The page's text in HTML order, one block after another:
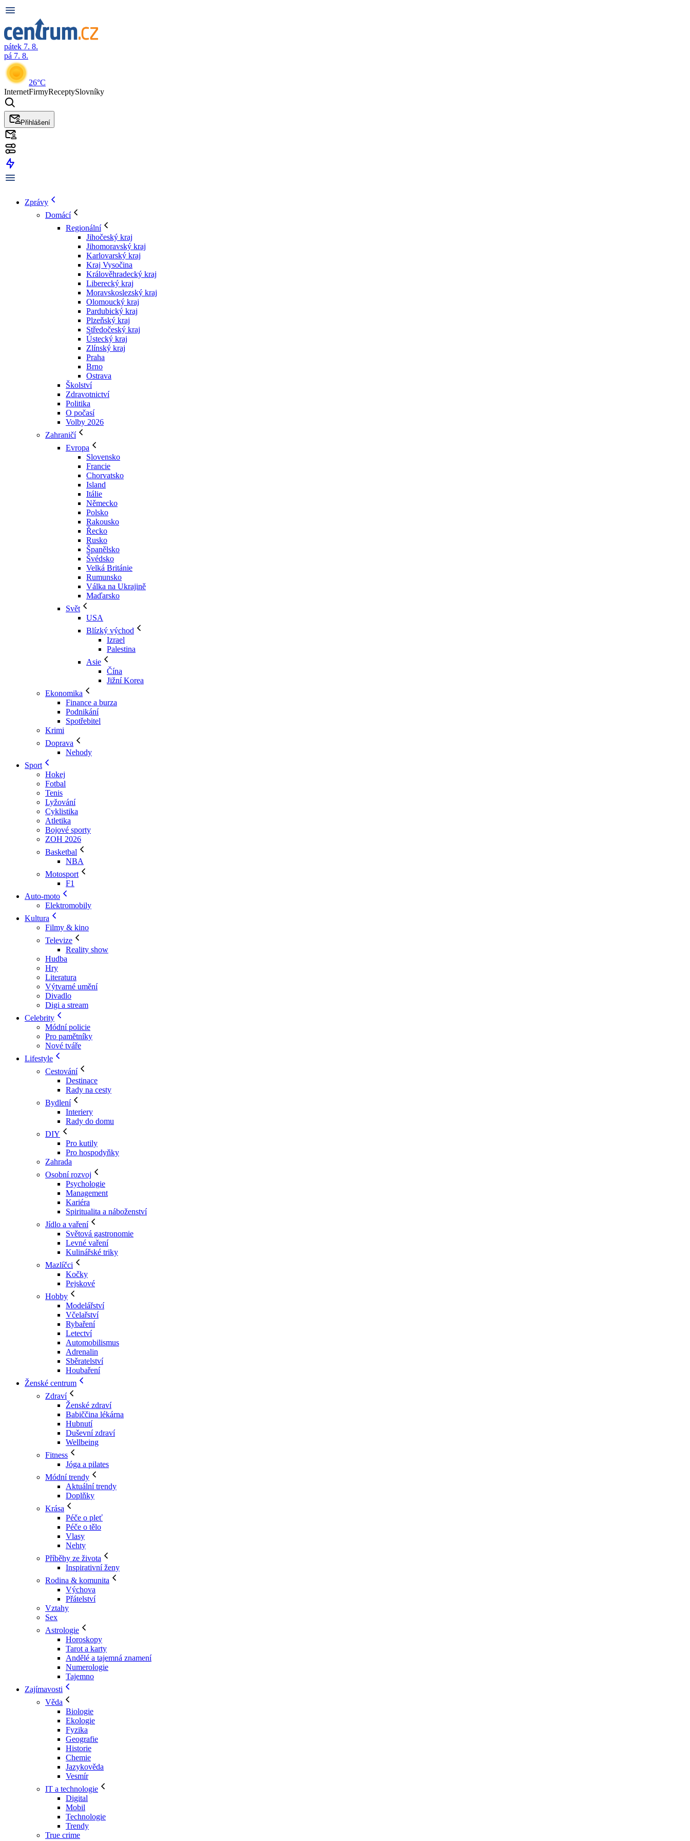
pátek 7. 8.
pá 7. 8.
26°C
InternetFirmyReceptySlovníky
Přihlášení
Zprávy
Domácí
Regionální
Jihočeský kraj
Jihomoravský kraj
Karlovarský kraj
Kraj Vysočina
Králověhradecký kraj
Liberecký kraj
Moravskoslezský kraj
Olomoucký kraj
Pardubický kraj
Plzeňský kraj
Středočeský kraj
Ústecký kraj
Zlínský kraj
Praha
Brno
Ostrava
Školství
Zdravotnictví
Politika
O počasí
Volby 2026
Zahraničí
Evropa
Slovensko
Francie
Chorvatsko
Island
Itálie
Německo
Polsko
Rakousko
Řecko
Rusko
Španělsko
Švédsko
Velká Británie
Rumunsko
Válka na Ukrajině
Maďarsko
Svět
USA
Blízký východ
Izrael
Palestina
Asie
Čína
Jižní Korea
Ekonomika
Finance a burza
Podnikání
Spotřebitel
Krimi
Doprava
Nehody
Sport
Hokej
Fotbal
Tenis
Lyžování
Cyklistika
Atletika
Bojové sporty
ZOH 2026
Basketbal
NBA
Motosport
F1
Auto-moto
Elektromobily
Kultura
Filmy & kino
Televize
Reality show
Hudba
Hry
Literatura
Výtvarné umění
Divadlo
Digi a stream
Celebrity
Módní policie
Pro pamětníky
Nové tváře
Lifestyle
Cestování
Destinace
Rady na cesty
Bydlení
Interiery
Rady do domu
DIY
Pro kutily
Pro hospodyňky
Zahrada
Osobní rozvoj
Psychologie
Management
Kariéra
Spiritualita a náboženství
Jídlo a vaření
Světová gastronomie
Levné vaření
Kulinářské triky
Mazlíčci
Kočky
Pejskové
Hobby
Modelářství
Včelařství
Rybaření
Letectví
Automobilismus
Adrenalin
Sběratelství
Houbaření
Ženské centrum
Zdraví
Ženské zdraví
Babiččina lékárna
Hubnutí
Duševní zdraví
Wellbeing
Fitness
Jóga a pilates
Módní trendy
Aktuální trendy
Doplňky
Krása
Péče o pleť
Péče o tělo
Vlasy
Nehty
Příběhy ze života
Inspirativní ženy
Rodina & komunita
Výchova
Přátelství
Vztahy
Sex
Astrologie
Horoskopy
Tarot a karty
Andělé a tajemná znamení
Numerologie
Tajemno
Zajímavosti
Věda
Biologie
Ekologie
Fyzika
Geografie
Historie
Chemie
Jazykověda
Vesmír
IT a technologie
Digital
Mobil
Technologie
Trendy
True crime